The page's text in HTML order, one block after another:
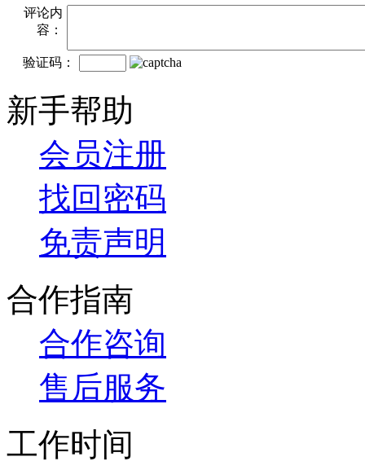
评论内
容：
验证码：
新手帮助
会员注册
找回密码
免责声明
合作指南
合作咨询
售后服务
工作时间